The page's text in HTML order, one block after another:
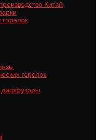
Китай
горелок
диффузоры